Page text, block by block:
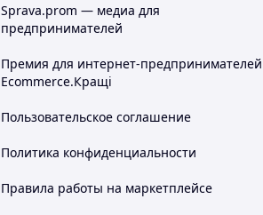
Sprava.prom — медиа для
предпринимателей
Премия для интернет-предпринимателей
Ecommerce.Кращі
Пользовательское соглашение
Политика конфиденциальности
Правила работы на маркетплейсе